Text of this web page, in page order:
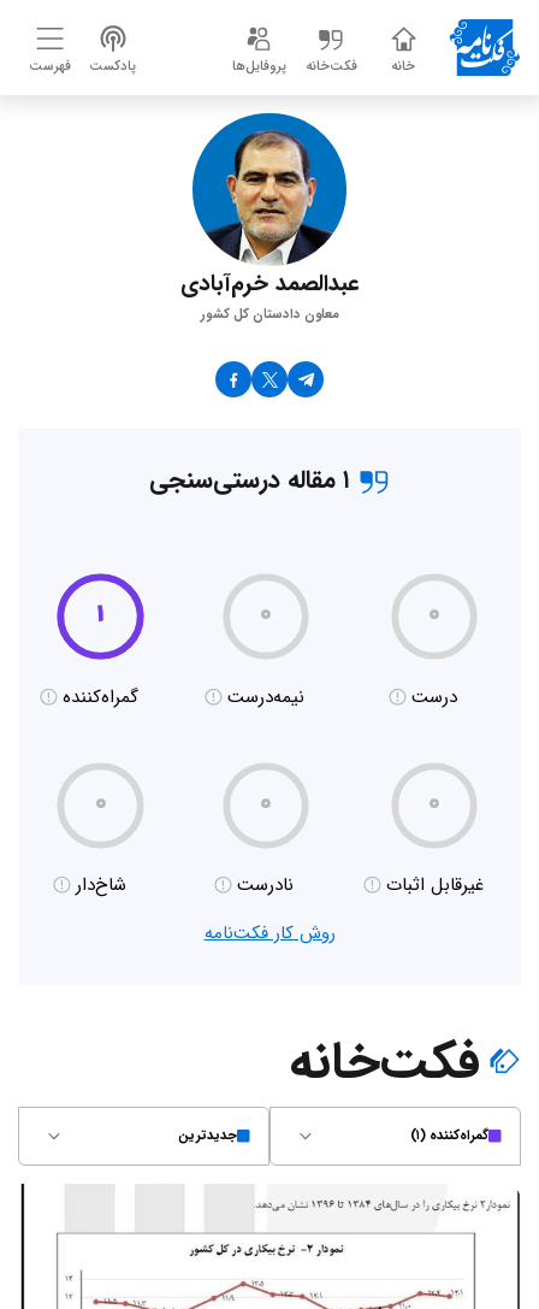
خانه فکت‌خانه پروفایل‌ها پادکست فهرست
عبدالصمد خرم‌آبادی
معاون دادستان کل کشور
۱ مقاله درستی‌سنجی
۰
درست
۰
نیمه‌درست
۱
گمراه‌کننده
۰
غیر‌قابل اثبات
۰
نادرست
۰
شاخ‌دار
روش کار فکت‌نامه
فکت‌خانه
گمراه‌کننده (۱) جدیدترین